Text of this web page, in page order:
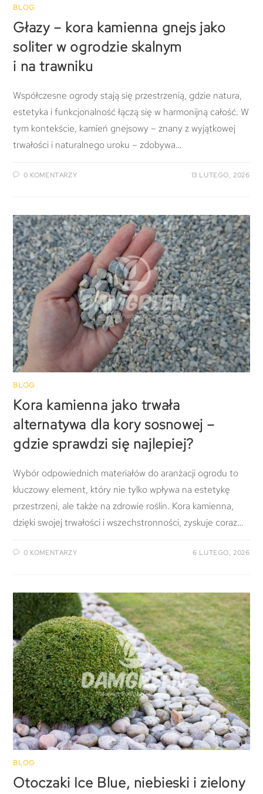
BLOG
Głazy – kora kamienna gnejs jako
soliter w ogrodzie skalnym
i na trawniku
Współczesne ogrody stają się przestrzenią, gdzie natura,
estetyka i funkcjonalność łączą się w harmonijną całość. W
tym kontekście, kamień gnejsowy – znany z wyjątkowej
trwałości i naturalnego uroku – zdobywa…
0 KOMENTARZY 13 LUTEGO, 2026
BLOG
Kora kamienna jako trwała
alternatywa dla kory sosnowej –
gdzie sprawdzi się najlepiej?
Wybór odpowiednich materiałów do aranżacji ogrodu to
kluczowy element, który nie tylko wpływa na estetykę
przestrzeni, ale także na zdrowie roślin. Kora kamienna,
dzięki swojej trwałości i wszechstronności, zyskuje coraz…
0 KOMENTARZY 6 LUTEGO, 2026
BLOG
Otoczaki Ice Blue, niebieski i zielony